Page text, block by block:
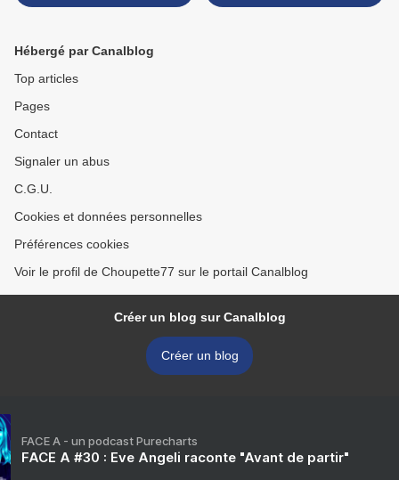
deuxième version au
Hébergé par Canalblog
Top articles
Pages
Contact
Signaler un abus
C.G.U.
Cookies et données personnelles
Préférences cookies
Voir le profil de Choupette77 sur le portail Canalblog
Créer un blog sur Canalblog
Créer un blog
FACE A - un podcast Purecharts
FACE A #30 : Eve Angeli raconte "Avant de partir"